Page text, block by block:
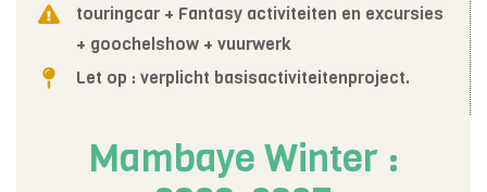
touringcar + Fantasy activiteiten en excursies
+ goochelshow + vuurwerk
Let op : verplicht basisactiviteitenproject.
Mambaye Winter :